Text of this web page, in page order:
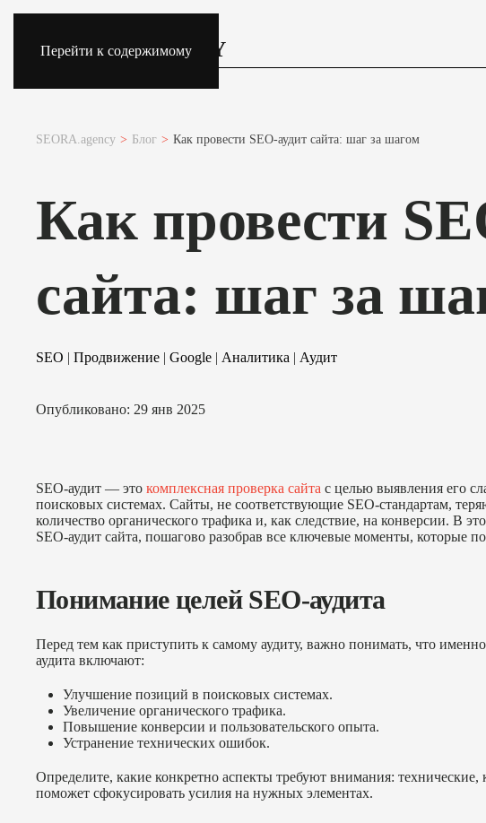
Перейти к содержимому
SEORA.agency Блог Как провести SEO-аудит сайта: шаг за шагом
Как провести
сайта: шаг за
SEO | Продвижение | Google | Аналитика | Аудит
Опубликовано: 29 янв 2025
SEO-аудит — это комплексная проверка сайта с целью выявления его
поисковых системах. Сайты, не соответствующие SEO-стандартам,
количество органического трафика и, как следствие, на конверсии. В
SEO-аудит сайта, пошагово разобрав все ключевые моменты, которые
Понимание целей SEO-аудита
Перед тем как приступить к самому аудиту, важно понимать, что
аудита включают:
Улучшение позиций в поисковых системах.
Увеличение органического трафика.
Повышение конверсии и пользовательского опыта.
Устранение технических ошибок.
Определите, какие конкретно аспекты требуют внимания:
поможет сфокусировать усилия на нужных элементах.